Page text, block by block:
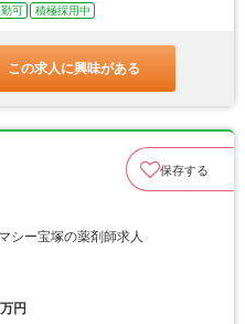
可 積極採用中
この求人に興味がある
保存する
シー宝塚の薬剤師求人
円